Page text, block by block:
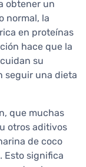
obtener un
normal, la
en proteínas
hace que la
su
seguir una dieta
que muchas
otros aditivos
de coco
Esto significa